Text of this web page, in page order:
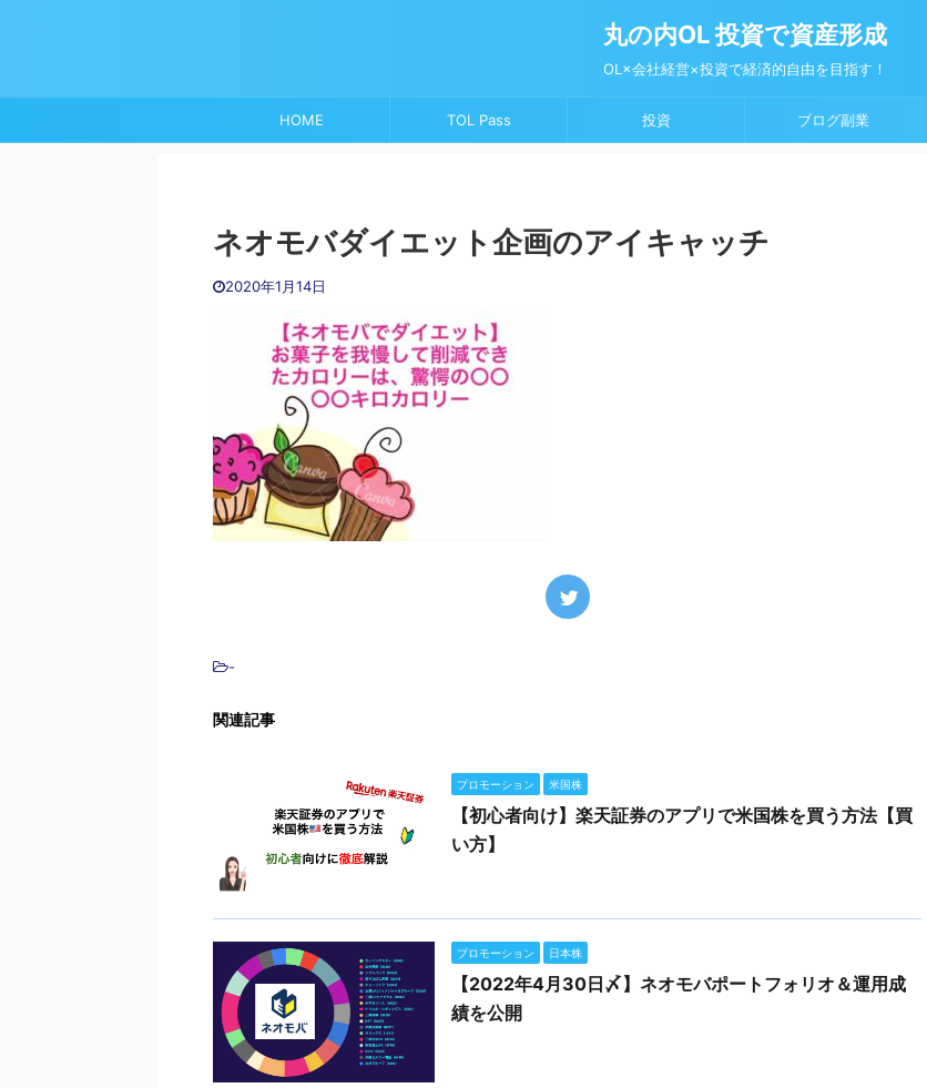
丸の内OL 投資で資産形成
OL×会社経営×投資で経済的自由を目指す！
HOME TOL Pass 投資 ブログ副業
ネオモバダイエット企画のアイキャッチ
2020年1月14日
-
関連記事
プロモーション 米国株
【初心者向け】楽天証券のアプリで米国株を買う方法【買
い方】
プロモーション 日本株
【2022年4月30日〆】ネオモバポートフォリオ＆運用成
績を公開